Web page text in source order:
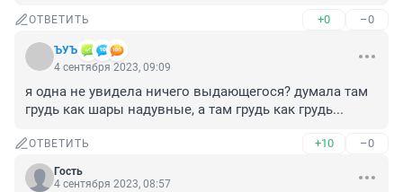
ОТВЕТИТЬ +0 –0
ЪУЪ
4 сентября 2023, 09:09
я одна не увидела ничего выдающегося? думала там
грудь как шары надувные, а там грудь как грудь...
ОТВЕТИТЬ +10 –0
Гость
4 сентября 2023, 08:57